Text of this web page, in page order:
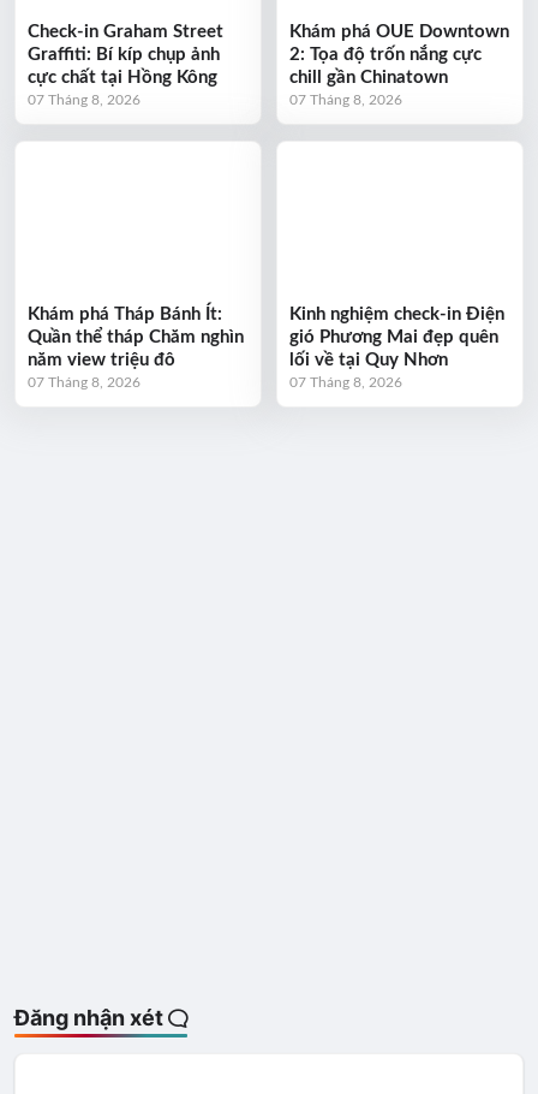
Check-in Graham Street
Graffiti: Bí kíp chụp ảnh
cực chất tại Hồng Kông
07 Tháng 8, 2026
Khám phá OUE Downtown
2: Tọa độ trốn nắng cực
chill gần Chinatown
07 Tháng 8, 2026
Khám phá Tháp Bánh Ít:
Quần thể tháp Chăm nghìn
năm view triệu đô
07 Tháng 8, 2026
Kinh nghiệm check-in Điện
gió Phương Mai đẹp quên
lối về tại Quy Nhơn
07 Tháng 8, 2026
Đăng nhận xét